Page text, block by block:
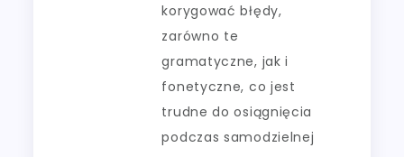
korygować błędy,
zarówno te
gramatyczne, jak i
fonetyczne, co jest
trudne do osiągnięcia
podczas samodzielnej